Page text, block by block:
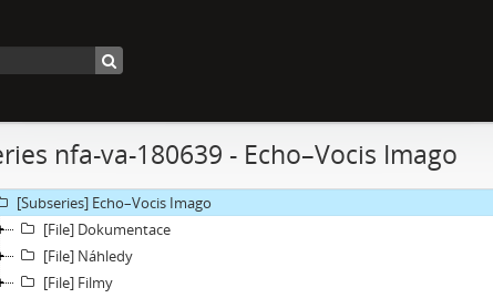
nfa-va-180639 - Echo–Vocis Imago
[Subseries] Metrofilm
[Subseries] Neznámý zůstal neznámý
[Subseries] Rituální vražda pitomého úsměvu
[Subseries] Jako z filmu
[Subseries] Echo–Vocis Imago
[File] Dokumentace
[File] Náhledy
[File] Filmy